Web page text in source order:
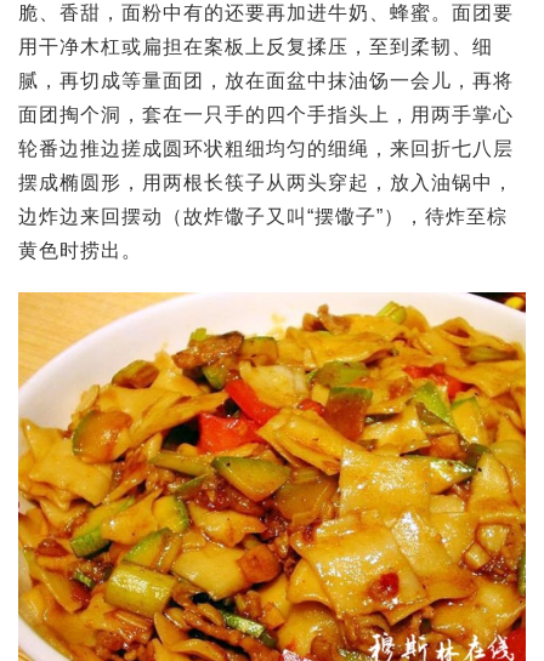
脆、香甜，面粉中有的还要再加进牛奶、蜂蜜。面团要
用干净木杠或扁担在案板上反复揉压，至到柔韧、细
腻，再切成等量面团，放在面盆中抹油饧一会儿，再将
面团掏个洞，套在一只手的四个手指头上，用两手掌心
轮番边推边搓成圆环状粗细均匀的细绳，来回折七八层
摆成椭圆形，用两根长筷子从两头穿起，放入油锅中，
边炸边来回摆动（故炸馓子又叫“摆馓子”），待炸至棕
黄色时捞出。